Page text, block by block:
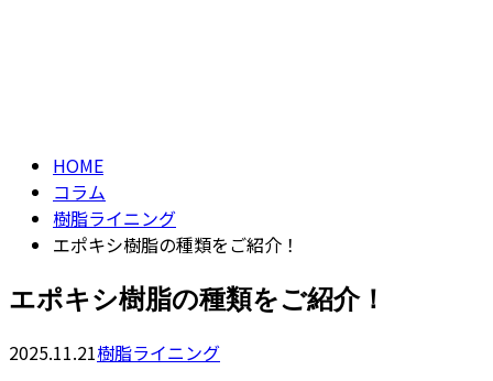
HOME
コラム
樹脂ライニング
エポキシ樹脂の種類をご紹介！
エポキシ樹脂の種類をご紹介！
2025.11.21樹脂ライニング